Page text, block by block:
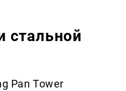
стальной
Pan Tower